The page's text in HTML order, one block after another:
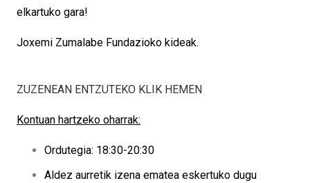
elkartuko gara!
Joxemi Zumalabe Fundazioko kideak.
ZUZENEAN ENTZUTEKO KLIK HEMEN
Kontuan hartzeko oharrak:
Ordutegia: 18:30-20:30
Aldez aurretik izena ematea eskertuko dugu